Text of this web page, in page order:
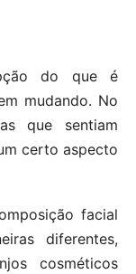
do que é
mudando. No
que sentiam
certo aspecto
facial
diferentes,
cosméticos